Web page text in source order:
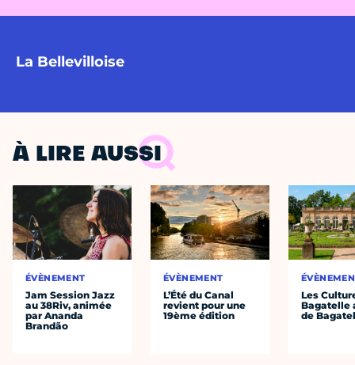
La Bellevilloise
À LIRE AUSSI
ÉVÈNEMENT
Jam Session Jazz
au 38Riv, animée
par Ananda
Brandão
ÉVÈNEMENT
L’Été du Canal
revient pour une
19ème édition
Les
Bagatelle
de